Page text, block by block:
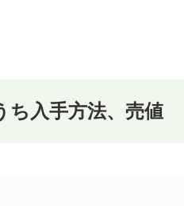
ち入手方法、売値